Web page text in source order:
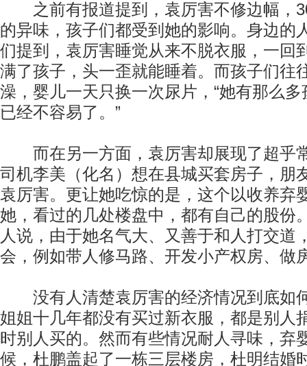
之前有报道提到，袁厉害不修边幅，
的异味，孩子们都受到她的影响。身边的
们提到，袁厉害睡觉从来不脱衣服，一回
满了孩子，头一歪就能睡着。而孩子们往
澡，婴儿一天只换一次尿片，“她有那么
已经不容易了。”
而在另一方面，袁厉害却展现了超乎
司机李美（化名）想在县城买套房子，朋
袁厉害。更让她吃惊的是，这个以收养弃
她，看过的几处楼盘中，都有自己的股份
人说，由于她名气大、又善于和人打交道
会，例如带人修马路、开发小产权房、做
没有人清楚袁厉害的经济情况到底如
姐姐十几年都没有买过新衣服，都是别人
时别人买的。然而有些情况耐人寻味，弃
候，杜鹏盖起了一栋三层楼房，杜明结婚